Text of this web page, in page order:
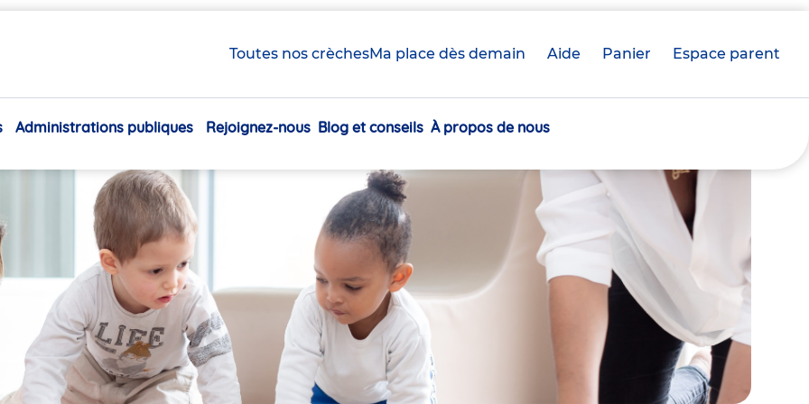
Toutes nos crèchesMa place dès demain Aide Panier crèche(s)
Espace parent
Navigation
Administrations publiques Rejoignez-nous Blog et conseils À propos de nous